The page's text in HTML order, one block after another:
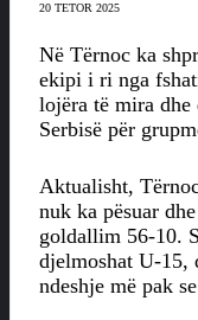
20 TETOR 2025
Në Tërnoc ka
ekipi i ri nga
lojëra të mira
Serbisë për
Aktualisht,
nuk ka pësuar
goldallim 56-10.
djelmoshat U-15,
ndeshje më pak